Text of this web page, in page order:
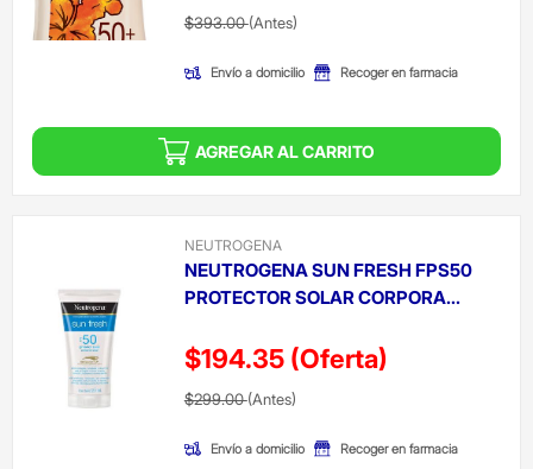
Precio reducido de
$393.00(Antes)(Oferta)
Envío a domicilio Recoger en farmacia
AGREGAR AL CARRITO
NEUTROGENA
NEUTROGENA SUN FRESH FPS50
PROTECTOR SOLAR CORPORA...
$194.35 (Oferta)
Precio reducido de
$299.00(Antes)(Oferta)
Envío a domicilio Recoger en farmacia